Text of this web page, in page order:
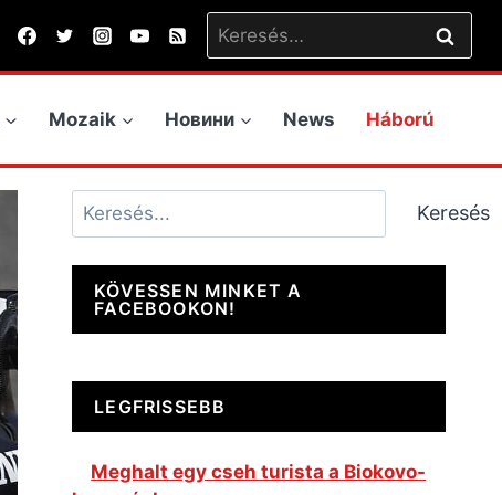
Keresés:
Mozaik Новини News Háború
Keresés Keresés
KÖVESSEN MINKET A
FACEBOOKON!
LEGFRISSEBB
Meghalt egy cseh turista a Biokovo-